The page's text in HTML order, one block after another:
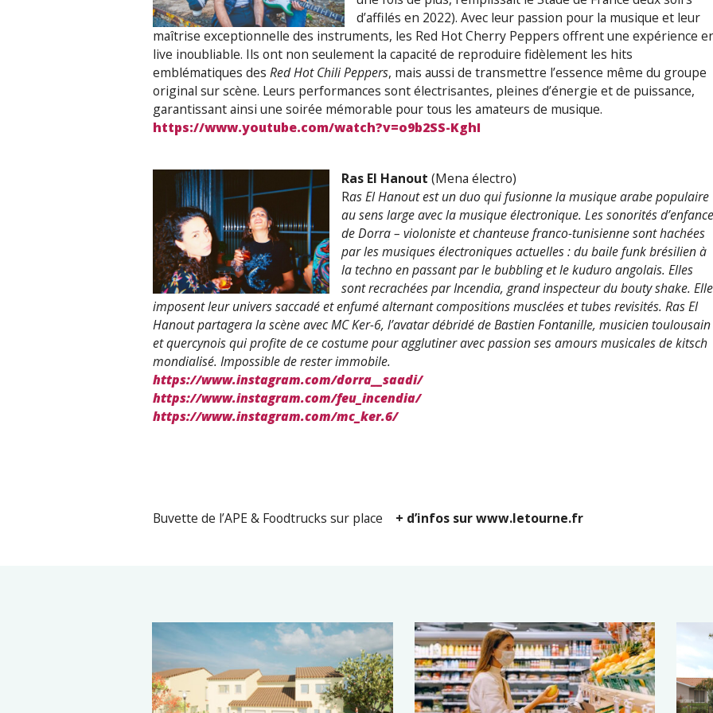
d’affilés en 2022). Avec leur passion pour la musique et leur
maîtrise exceptionnelle des instruments, les Red Hot Cherry Peppers offrent une expérience
live inoubliable. Ils ont non seulement la capacité de reproduire fidèlement les hits
emblématiques des Red Hot Chili Peppers, mais aussi de transmettre l’essence même du groupe
original sur scène. Leurs performances sont électrisantes, pleines d’énergie et de puissance,
garantissant ainsi une soirée mémorable pour tous les amateurs de musique.
https://www.youtube.com/watch?v=o9b2SS-KghI
Ras El Hanout (Mena électro)
Ras El Hanout est un duo qui fusionne la musique arabe populaire
au sens large avec la musique électronique. Les sonorités d’enfance
de Dorra – violoniste et chanteuse franco-tunisienne sont hachées
par les musiques électroniques actuelles : du baile funk brésilien à
la techno en passant par le bubbling et le kuduro angolais. Elles
sont recrachées par Incendia, grand inspecteur du bouty shake.
imposent leur univers saccadé et enfumé alternant compositions musclées et tubes revisités. Ras El
Hanout partagera la scène avec MC Ker-6, l’avatar débridé de Bastien Fontanille, musicien toulousain
et quercynois qui profite de ce costume pour agglutiner avec passion ses amours musicales de kitsch
mondialisé. Impossible de rester immobile.
https://www.instagram.com/dorra__saadi/
https://www.instagram.com/feu_incendia/
https://www.instagram.com/mc_ker.6/
Buvette de l’APE & Foodtrucks sur place + d’infos sur www.letourne.fr